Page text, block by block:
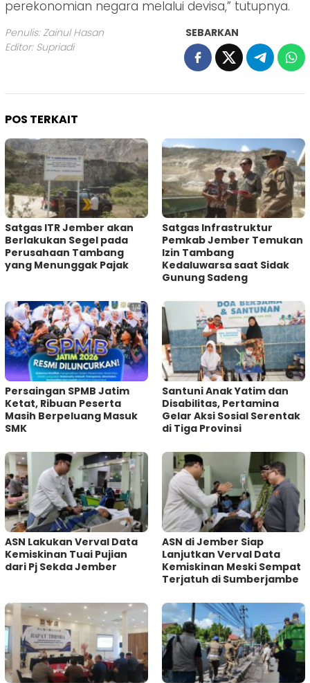
perekonomian negara melalui devisa,” tutupnya.
Penulis: Zainul Hasan
Editor: Supriadi
SEBARKAN
POS TERKAIT
Satgas ITR Jember akan
Berlakukan Segel pada
Perusahaan Tambang
yang Menunggak Pajak
Satgas Infrastruktur
Pemkab Jember Temukan
Izin Tambang
Kedaluwarsa saat Sidak
Gunung Sadeng
Persaingan SPMB Jatim
Ketat, Ribuan Peserta
Masih Berpeluang Masuk
SMK
Santuni Anak Yatim dan
Disabilitas, Pertamina
Gelar Aksi Sosial Serentak
di Tiga Provinsi
ASN Lakukan Verval Data
Kemiskinan Tuai Pujian
dari Pj Sekda Jember
ASN di Jember Siap
Lanjutkan Verval Data
Kemiskinan Meski Sempat
Terjatuh di Sumberjambe